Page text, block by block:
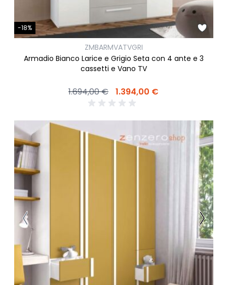
-18%
ZMBARMVATVGRI
Armadio Bianco Larice e Grigio Seta con 4 ante e 3
cassetti e Vano TV
1.694,00 € 1.394,00 €